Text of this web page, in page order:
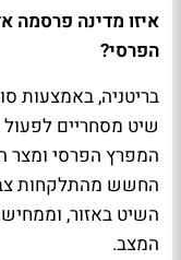
איזו מדינה פרסמה
הפרסי?
שיט מסחריים לפעול
המפרץ הפרסי ומצר
החשש מהתלקחות
השיט באזור,
המצב.